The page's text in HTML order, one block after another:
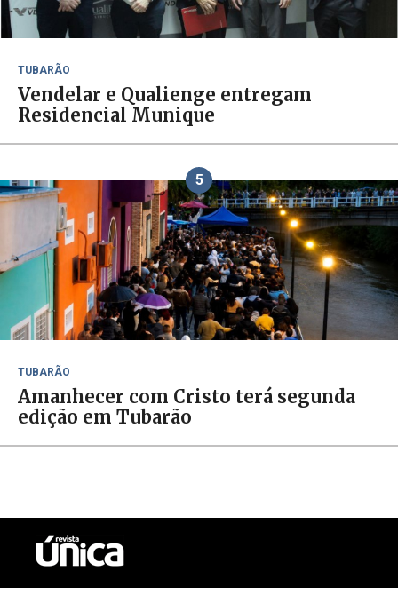
TUBARÃO
Vendelar e Qualienge entregam
Residencial Munique
5
TUBARÃO
Amanhecer com Cristo terá segunda
edição em Tubarão